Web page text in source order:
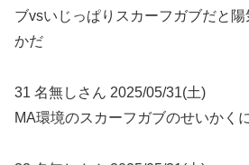
ブvsいじっぱりスカーフガブだと
かだ
31 名無しさん 2025/05/31(土)
MA環境のスカーフガブのせいかく